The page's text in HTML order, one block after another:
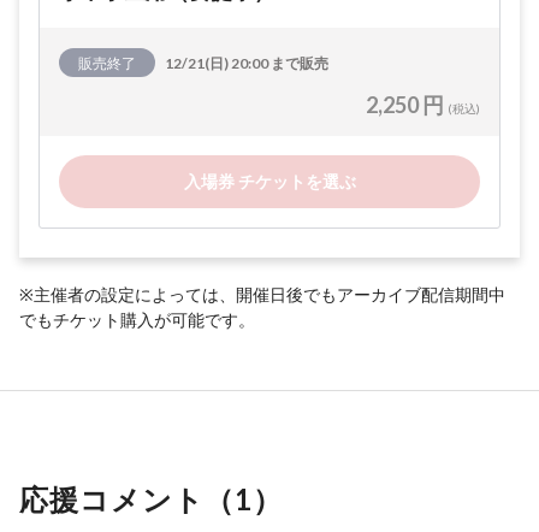
販売終了 12/21(日) 20:00 まで販売
2,250 円 (税込)
入場券 チケットを選ぶ
※主催者の設定によっては、開催日後でもアーカイブ配信期間中
でもチケット購入が可能です。
応援コメント（1）